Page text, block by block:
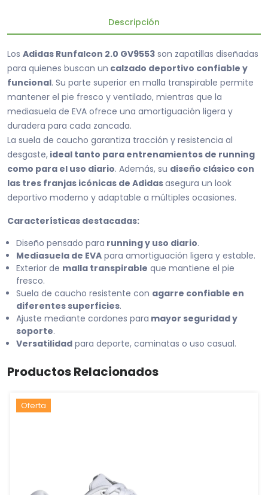
Descripción
Los Adidas Runfalcon 2.0 GV9553 son zapatillas diseñadas
para quienes buscan un calzado deportivo confiable y
funcional. Su parte superior en malla transpirable permite
mantener el pie fresco y ventilado, mientras que la
mediasuela de EVA ofrece una amortiguación ligera y
duradera para cada zancada.
La suela de caucho garantiza tracción y resistencia al
desgaste, ideal tanto para entrenamientos de running
como para el uso diario. Además, su diseño clásico con
las tres franjas icónicas de Adidasasegura un look
deportivo moderno y adaptable a múltiples ocasiones.
Características destacadas:
Diseño pensado para running y uso diario.
Mediasuela de EVA para amortiguación ligera y estable.
Exterior de malla transpirable que mantiene el pie
fresco.
Suela de caucho resistente con agarre confiable en
diferentes superficies.
Ajuste mediante cordones para mayor seguridad y
soporte.
Versatilidad para deporte, caminatas o uso casual.
Productos Relacionados
Oferta